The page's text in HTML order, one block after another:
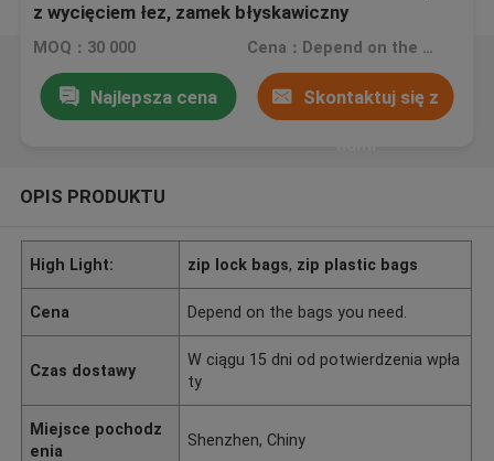
z wycięciem łez, zamek błyskawiczny
MOQ：30 000 Cena：Depend on the bags you need.
Najlepsza cena Skontaktuj się z
OPIS PRODUKTU
High Light: zip lock bags, zip plastic bags
Cena Depend on the bags you need.
Czas dostawy
W ciągu 15 dni od potwierdzenia wpła
ty
Miejsce pochodz
enia
Shenzhen, Chiny